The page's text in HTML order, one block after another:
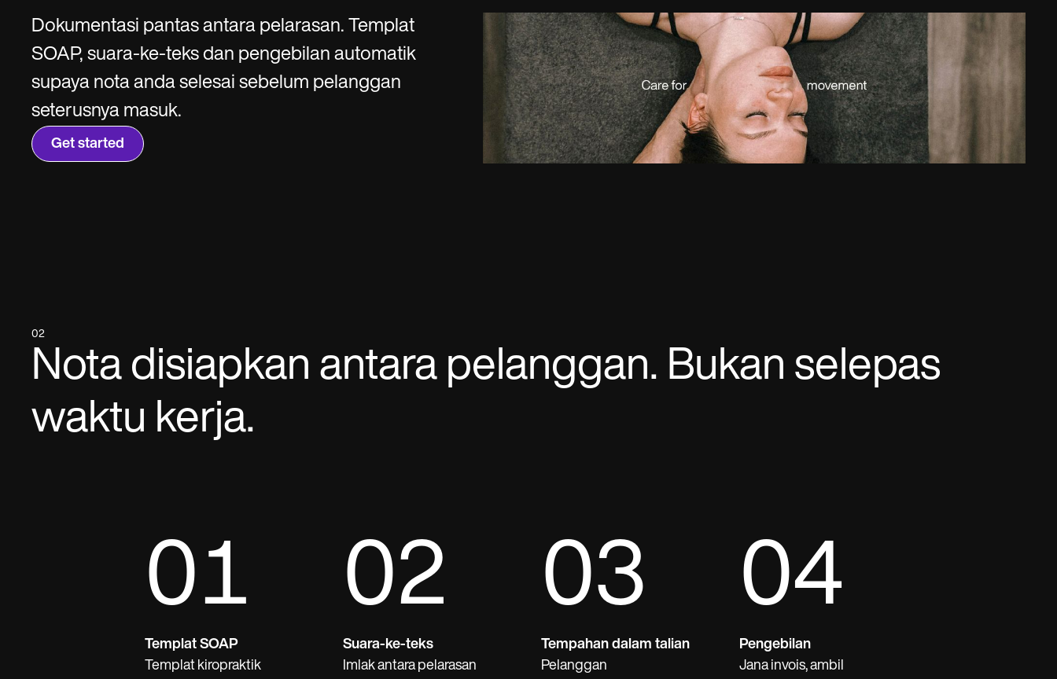
Dokumentasi pantas antara pelarasan. Templat
SOAP, suara-ke-teks dan pengebilan automatik
supaya nota anda selesai sebelum pelanggan
seterusnya masuk.
Get started
02
Nota disiapkan antara pelanggan. Bukan selepas
waktu kerja.
01
Templat SOAP
Templat kiropraktik
02
Suara-ke-teks
Imlak antara pelarasan
03
Tempahan dalam talian
Pelanggan
04
Pengebilan
Jana invois, ambil